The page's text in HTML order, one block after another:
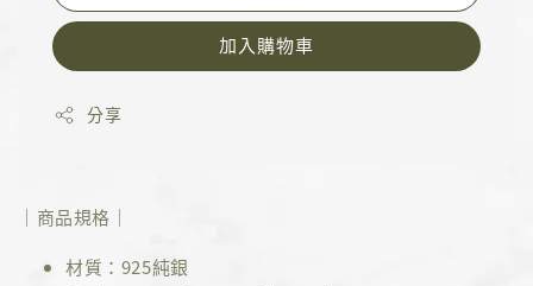
加入購物車
分享
｜商品規格｜
材質：925純銀